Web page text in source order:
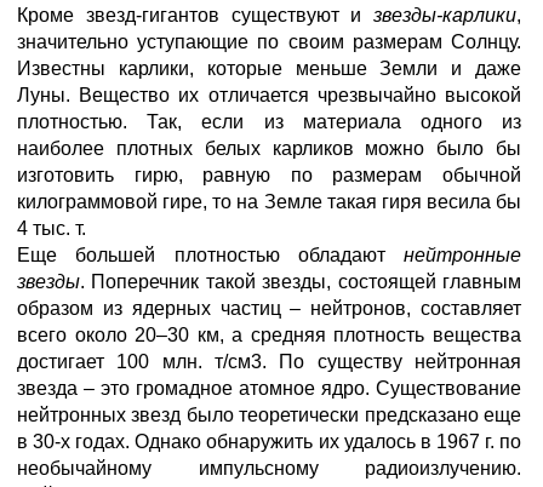
Кроме звезд-гигантов существуют и звезды-карлики,
значительно уступающие по своим размерам Солнцу.
Известны карлики, которые меньше Земли и даже
Луны. Вещество их отличается чрезвычайно высокой
плотностью. Так, если из материала одного из
наиболее плотных белых карликов можно было бы
изготовить гирю, равную по размерам обычной
килограммовой гире, то на Земле такая гиря весила бы
4 тыс. т.
Еще большей плотностью обладают нейтронные
звезды. Поперечник такой звезды, состоящей главным
образом из ядерных частиц – нейтронов, составляет
всего около 20–30 км, а средняя плотность вещества
достигает 100 млн. т/см3. По существу нейтронная
звезда – это громадное атомное ядро. Существование
нейтронных звезд было теоретически предсказано еще
в 30-х годах. Однако обнаружить их удалось в 1967 г. по
необычайному импульсному радиоизлучению.